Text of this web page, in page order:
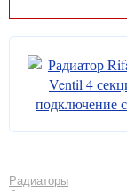
Радиаторы